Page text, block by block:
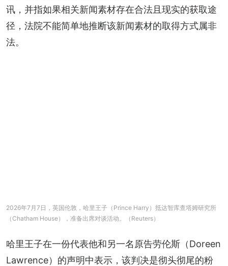
讯，并指如果相关新闻素材存在合法且现实的获取途
径，法院不能简单地推断该新闻素材的取得方式属非
法。
2026年7月7日，英国伦敦，哈里王子（Prince Harry）抵达智库查塔姆研究所
（Chatham House），准备出席对谈活动。（Reuters）
哈里王子在一份代表他和另一名原告劳伦斯（Doreen
Lawrence）的声明中表示，该判决是彻头彻尾的粉